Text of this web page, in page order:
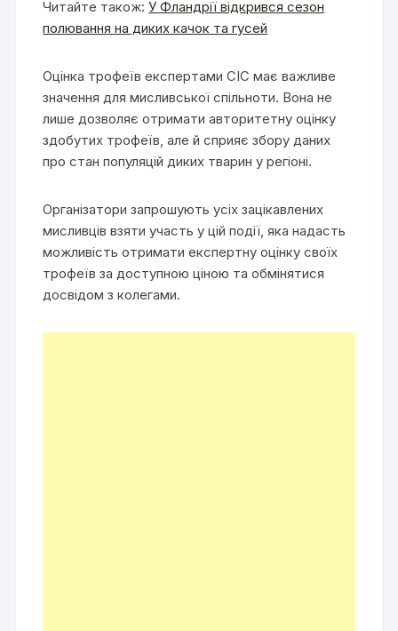
Читайте також:У Фландрії відкрився сезон
полювання на диких качок та гусей
Оцінка трофеїв експертами CIC має важливе
значення для мисливської спільноти. Вона не
лише дозволяє отримати авторитетну оцінку
здобутих трофеїв, але й сприяє збору даних
про стан популяцій диких тварин у регіоні.
Організатори запрошують усіх зацікавлених
мисливців взяти участь у цій події, яка надасть
можливість отримати експертну оцінку своїх
трофеїв за доступною ціною та обмінятися
досвідом з колегами.